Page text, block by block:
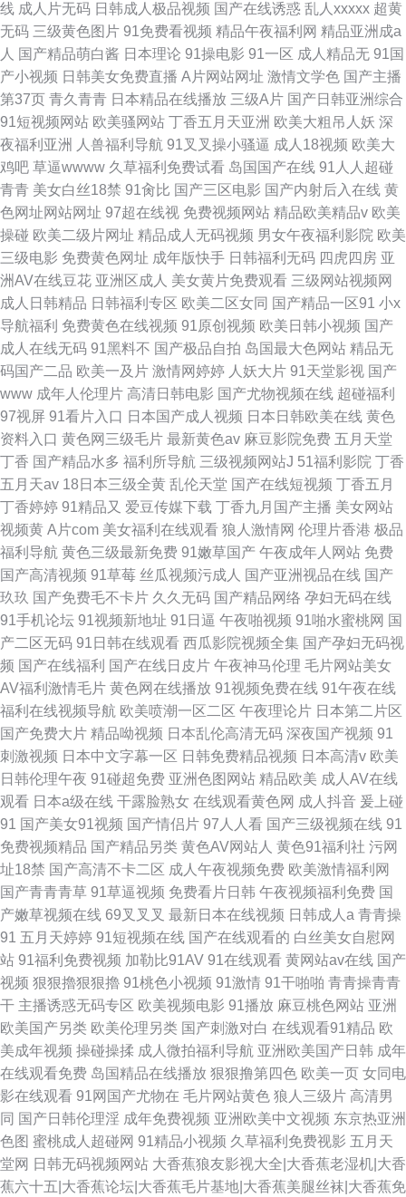
线 成人片无码 日韩成人极品视频 国产在线诱惑 乱人xxxxx 超黄
无码 三级黄色图片 91免费看视频 精品午夜福利网 精品亚洲成a
人 国产精品萌白酱 日本理论 91操电影 91一区 成人精品无 91国
产小视频 日韩美女免费直播 A片网站网址 激情文学色 国产主播
第37页 青久青青 日本精品在线播放 三级A片 国产日韩亚洲综合
91短视频网站 欧美骚网站 丁香五月天亚洲 欧美大粗吊人妖 深
夜福利亚洲
人兽福利导航 91叉叉操小骚逼 成人18视频 欧美大
鸡吧 草逼wwww 久草福利免费试看 岛国国产在线 91人人超碰
青青 美女白丝18禁 91肏比 国产三区电影 国产内射后入在线 黄
色网址网站网址 97超在线视 免费视频网站 精品欧美精品v 欧美
操碰 欧美二级片网址 精品成人无码视频 男女午夜福利影院 欧美
三级电影 免费黄色网址 成年版快手 日韩福利无码 四虎四房 亚
洲AV在线豆花 亚洲区成人 美女黄片免费观看 三级网站视频网
成人日韩精品 日韩福利专区 欧美二区女同 国产精品一区91 小x
导航福利 免费黄色在线视频 91原创视频 欧美日韩小视频 国产
成人在线无码 91黑料不 国产极品自拍 岛国最大色网站 精品无
码国产二品 欧美一及片 激情网婷婷 人妖大片 91天堂影视 国产
www 成年人伦理片 高清日韩电影 国产尤物视频在线 超碰福利
97视屏 91看片入口 日本国产成人视频 日本日韩欧美在线 黄色
资料入口 黄色网三级毛片 最新黄色av 麻豆影院免费 五月天堂
丁香 国产精品水多 福利所导航 三级视频网站J 51福利影院 丁香
五月天av 18日本三级全黄 乱伦天堂 国产在线短视频 丁香五月
丁香婷婷 91精品又 爱豆传媒下载 丁香九月国产主播 美女网站
视频黄 A片com 美女福利在线观看 狼人激情网 伦理片香港 极品
福利导航 黄色三级最新免费 91嫩草国产 午夜成年人网站 免费
国产高清视频 91草莓 丝瓜视频污成人 国产亚洲视品在线 国产
玖玖 国产免费毛不卡片 久久无码 国产精品网络 孕妇无码在线
91手机论坛 91视频新地址 91日逼 午夜啪视频 91啪水蜜桃网 国
产二区无码 91日韩在线观看 西瓜影院视频全集 国产孕妇无码视
频 国产在线福利 国产在线日皮片 午夜神马伦理 毛片网站美女
AV福利激情毛片 黄色网在线播放 91视频免费在线 91午夜在线
福利在线视频导航 欧美喷潮一区二区 午夜理论片 日本第二片区
国产免费大片 精品呦视频 日本乱伦高清无码 深夜国产视频 91
刺激视频 日本中文字幕一区 日韩免费精品视频 日本高清v 欧美
日韩伦理午夜 91碰超免费 亚洲色图网站 精品欧美 成人AV在线
观看 日本a级在线 干露脸熟女 在线观看黄色网 成人抖音 爰上碰
91 国产美女91视频 国产情侣片 97人人看 国产三级视频在线 91
免费视频精品 国产精品另类 黄色AV网站人 黄色91福利社 污网
址18禁 国产高清不卡二区 成人午夜视频免费 欧美激情福利网
国产青青青草 91草逼视频 免费看片日韩 午夜视频福利免费 国
产嫩草视频在线 69叉叉叉 最新日本在线视频 日韩成人a 青青操
91 五月天婷婷 91短视频在线 国产在线观看的 白丝美女自慰网
站 91福利免费视频 加勒比91AV 91在线观看 黄网站av在线 国产
视频 狠狠擼狠狠擼 91桃色小视频 91激情 91干啪啪 青青操青青
干 主播诱惑无码专区 欧美视频电影 91播放 麻豆桃色网站 亚洲
欧美国产另类 欧美伦理另类 国产刺激对白 在线观看91精品 欧
美成年视频 操碰操揉 成人微拍福利导航 亚洲欧美国产日韩 成年
在线观看免费 岛国精品在线播放 狠狠撸第四色 欧美一页 女同电
影在线观看 91网国产尤物在 毛片网站黄色 狼人三级片 高清男
同 国产日韩伦理淫 成年免费视频 亚洲欧美中文视频 东京热亚洲
色图 蜜桃成人超碰网 91精品小视频 久草福利免费视影 五月天
堂网 日韩无码视频网站 大香蕉狼友影视大全|大香蕉老湿机|大香
蕉六十五|大香蕉论坛|大香蕉毛片基地|大香蕉美腿丝袜|大香蕉免